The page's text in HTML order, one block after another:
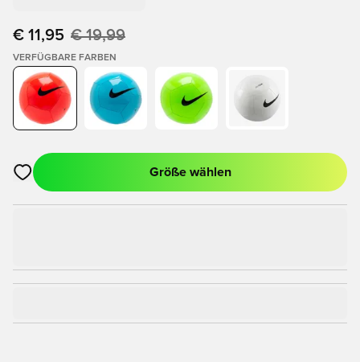
€ 11,95 € 19,99
VERFÜGBARE FARBEN
Öffnet ein Fenster zum Anmelden oder Registrieren als
Größe wählen